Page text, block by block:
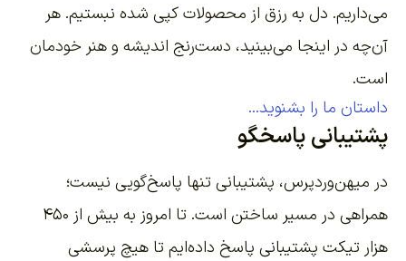
می‌داریم. دل به رزق از محصولات کپی شده نبستیم. هر
آن‌چه در اینجا می‌بینید، دست‌رنج اندیشه و هنر خودمان
است.
داستان ما را بشنوید...
پشتیبانی پاسخگو
در میهن‌وردپرس، پشتیبانی تنها پاسخ‌گویی نیست؛
همراهی در مسیر ساختن است. تا امروز به بیش از ۴۵۰
هزار تیکت پشتیبانی پاسخ داده‌ایم تا هیچ پرسشی